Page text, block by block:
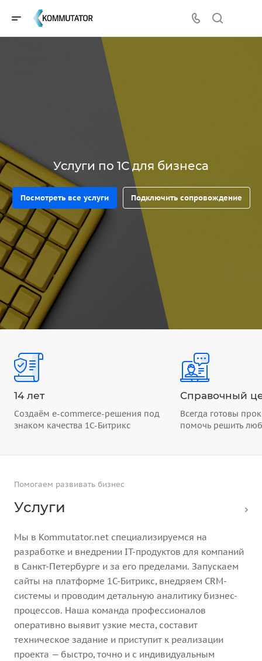
Услуги по 1С для бизнеса
Посмотреть все услуги Подключить сопровождение
14 лет
Создаём e-commerce-решения под
знаком качества 1С-Битрикс
Справочный
Всегда готовы
помочь решить
Помогаем развивать бизнес
Услуги
Мы в Kommutator.net специализируемся на
разработке и внедрении IT-продуктов для компаний
в Санкт-Петербурге и за его пределами. Запускаем
сайты на платформе 1С-Битрикс, внедряем CRM-
системы и проводим детальную аналитику бизнес-
процессов. Наша команда профессионалов
оперативно выявит узкие места, составит
техническое задание и приступит к реализации
проекта — быстро, точно и с индивидуальным